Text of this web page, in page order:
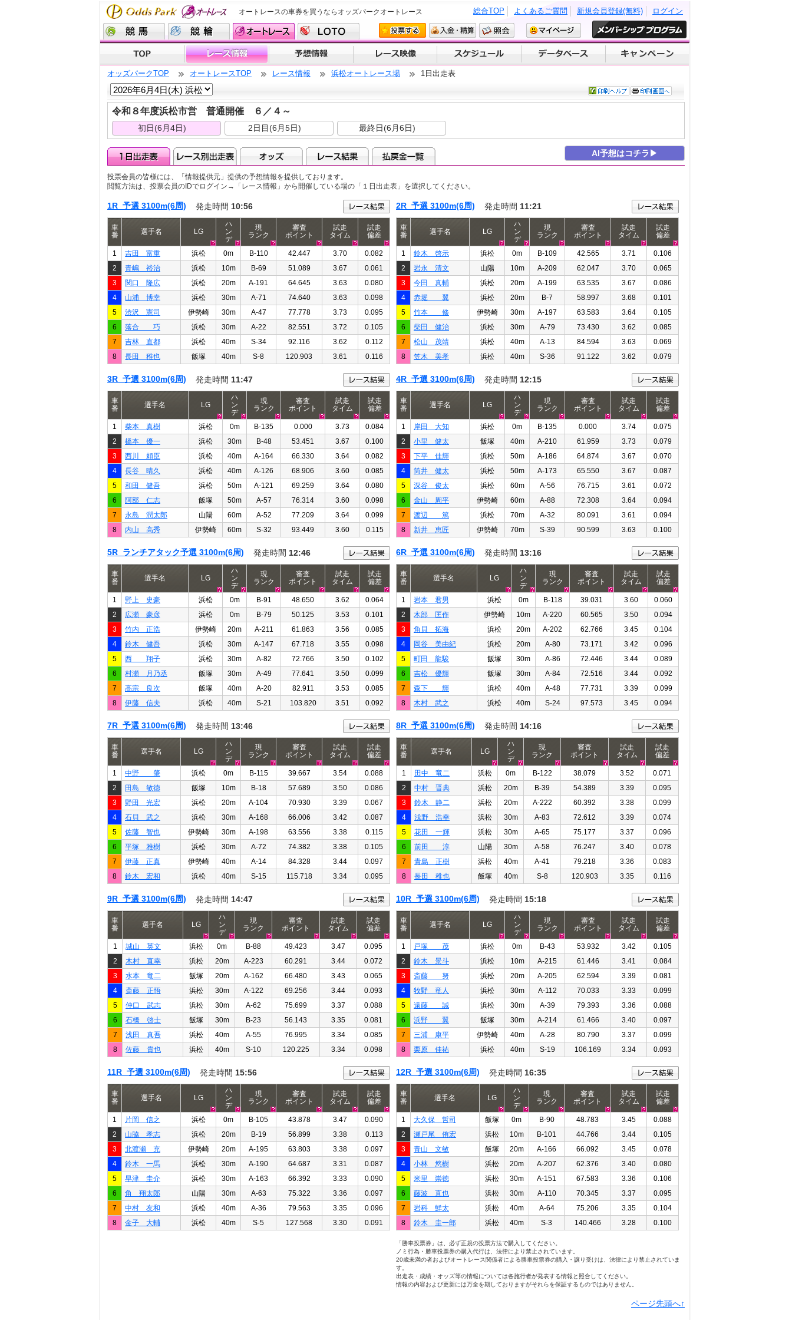
オートレースの車券を買うならオッズパークオートレース ログイン
新規会員登録(無料)
よくあるご質問
総合TOP
オッズパークTOP オートレースTOP レース情報 浜松オートレース場 1日出走表
令和８年度浜松市営 普通開催 ６／４～
初日(6月4日) 2日目(6月5日) 最終日(6月6日)
AI予想はコチラ▶
投票会員の皆様には、「情報提供元」提供の予想情報を提供しております。
閲覧方法は、投票会員のIDでログイン→「レース情報」から開催している場の「１日出走表」を選択してください。
1R 予選 3100m(6周) 発走時間 10:56
車
番
選手名 LG
ハ
ン
デ
現
ランク
審査
ポイント
試走
タイム
試走
偏差
1 吉田 富重 浜松 0m B-110 42.447 3.70 0.082
2 青嶋 裕治 浜松 10m B-69 51.089 3.67 0.061
3 関口 隆広 浜松 20m A-191 64.645 3.63 0.080
4 山浦 博幸 浜松 30m A-71 74.640 3.63 0.098
5 渋沢 憲司 伊勢崎 30m A-47 77.778 3.73 0.095
6 落合 巧 浜松 30m A-22 82.551 3.72 0.105
7 吉林 直都 浜松 40m S-34 92.116 3.62 0.112
8 長田 稚也 飯塚 40m S-8 120.903 3.61 0.116
2R 予選 3100m(6周) 発走時間 11:21
車
番
選手名 LG
ハ
ン
デ
現
ランク
審査
ポイント
試走
タイム
試走
偏差
1 鈴木 啓示 浜松 0m B-109 42.565 3.71 0.106
2 岩永 清文 山陽 10m A-209 62.047 3.70 0.065
3 今田 真輔 浜松 20m A-199 63.535 3.67 0.086
4 赤堀 翼 浜松 20m B-7 58.997 3.68 0.101
5 竹本 修 伊勢崎 30m A-197 63.583 3.64 0.105
6 柴田 健治 浜松 30m A-79 73.430 3.62 0.085
7 松山 茂靖 浜松 40m A-13 84.594 3.63 0.069
8 笠木 美孝 浜松 40m S-36 91.122 3.62 0.079
3R 予選 3100m(6周) 発走時間 11:47
車
番
選手名 LG
ハ
ン
デ
現
ランク
審査
ポイント
試走
タイム
試走
偏差
1 柴本 真樹 浜松 0m B-135 0.000 3.73 0.084
2 橋本 優一 浜松 30m B-48 53.451 3.67 0.100
3 西川 頼臣 浜松 40m A-164 66.330 3.64 0.082
4 長谷 晴久 浜松 40m A-126 68.906 3.60 0.085
5 和田 健吾 浜松 50m A-121 69.259 3.64 0.080
6 阿部 仁志 飯塚 50m A-57 76.314 3.60 0.098
7 永島 潤太郎 山陽 60m A-52 77.209 3.64 0.099
8 内山 高秀 伊勢崎 60m S-32 93.449 3.60 0.115
4R 予選 3100m(6周) 発走時間 12:15
車
番
選手名 LG
ハ
ン
デ
現
ランク
審査
ポイント
試走
タイム
試走
偏差
1 岸田 大知 浜松 0m B-135 0.000 3.74 0.075
2 小里 健太 飯塚 40m A-210 61.959 3.73 0.079
3 下平 佳輝 浜松 50m A-186 64.874 3.67 0.070
4 筒井 健太 浜松 50m A-173 65.550 3.67 0.087
5 深谷 俊太 浜松 60m A-56 76.715 3.61 0.072
6 金山 周平 伊勢崎 60m A-88 72.308 3.64 0.094
7 渡辺 篤 浜松 70m A-32 80.091 3.61 0.094
8 新井 恵匠 伊勢崎 70m S-39 90.599 3.63 0.100
5R ランチアタック予選 3100m(6周) 発走時間 12:46
車
番
選手名 LG
ハ
ン
デ
現
ランク
審査
ポイント
試走
タイム
試走
偏差
1 野上 史豪 浜松 0m B-91 48.650 3.62 0.064
2 広瀬 豪彦 浜松 0m B-79 50.125 3.53 0.101
3 竹内 正浩 伊勢崎 20m A-211 61.863 3.56 0.085
4 鈴木 健吾 浜松 30m A-147 67.718 3.55 0.098
5 西 翔子 浜松 30m A-82 72.766 3.50 0.102
6 村瀬 月乃丞 飯塚 30m A-49 77.641 3.50 0.099
7 高宗 良次 飯塚 40m A-20 82.911 3.53 0.085
8 伊藤 信夫 浜松 40m S-21 103.820 3.51 0.092
6R 予選 3100m(6周) 発走時間 13:16
車
番
選手名 LG
ハ
ン
デ
現
ランク
審査
ポイント
試走
タイム
試走
偏差
1 岩本 君男 浜松 0m B-118 39.031 3.60 0.060
2 木部 匡作 伊勢崎 10m A-220 60.565 3.50 0.094
3 角貝 拓海 浜松 20m A-202 62.766 3.45 0.104
4 岡谷 美由紀 浜松 20m A-80 73.171 3.42 0.096
5 町田 龍駿 飯塚 30m A-86 72.446 3.44 0.089
6 吉松 優輝 飯塚 30m A-84 72.516 3.44 0.092
7 森下 輝 浜松 40m A-48 77.731 3.39 0.099
8 木村 武之 浜松 40m S-24 97.573 3.45 0.094
7R 予選 3100m(6周) 発走時間 13:46
車
番
選手名 LG
ハ
ン
デ
現
ランク
審査
ポイント
試走
タイム
試走
偏差
1 中野 肇 浜松 0m B-115 39.667 3.54 0.088
2 田島 敏徳 飯塚 10m B-18 57.689 3.50 0.086
3 野田 光宏 浜松 20m A-104 70.930 3.39 0.067
4 石貝 武之 浜松 30m A-168 66.006 3.42 0.087
5 佐藤 智也 伊勢崎 30m A-198 63.556 3.38 0.115
6 平塚 雅樹 浜松 30m A-72 74.382 3.38 0.105
7 伊藤 正真 伊勢崎 40m A-14 84.328 3.44 0.097
8 鈴木 宏和 浜松 40m S-15 115.718 3.34 0.095
8R 予選 3100m(6周) 発走時間 14:16
車
番
選手名 LG
ハ
ン
デ
現
ランク
審査
ポイント
試走
タイム
試走
偏差
1 田中 竜二 浜松 0m B-122 38.079 3.52 0.071
2 中村 晋典 浜松 20m B-39 54.389 3.39 0.095
3 鈴木 静二 浜松 20m A-222 60.392 3.38 0.099
4 浅野 浩幸 浜松 30m A-83 72.612 3.39 0.074
5 花田 一輝 浜松 30m A-65 75.177 3.37 0.096
6 前田 淳 山陽 30m A-58 76.247 3.40 0.078
7 青島 正樹 浜松 40m A-41 79.218 3.36 0.083
8 長田 稚也 飯塚 40m S-8 120.903 3.35 0.116
9R 予選 3100m(6周) 発走時間 14:47
車
番
選手名 LG
ハ
ン
デ
現
ランク
審査
ポイント
試走
タイム
試走
偏差
1 城山 英文 浜松 0m B-88 49.423 3.47 0.095
2 木村 直幸 浜松 20m A-223 60.291 3.44 0.072
3 水本 竜二 飯塚 20m A-162 66.480 3.43 0.065
4 斎藤 正悟 浜松 30m A-122 69.256 3.44 0.093
5 仲口 武志 浜松 30m A-62 75.699 3.37 0.088
6 石橋 啓士 飯塚 30m B-23 56.143 3.35 0.081
7 浅田 真吾 浜松 40m A-55 76.995 3.34 0.085
8 佐藤 貴也 浜松 40m S-10 120.225 3.34 0.098
10R 予選 3100m(6周) 発走時間 15:18
車
番
選手名 LG
ハ
ン
デ
現
ランク
審査
ポイント
試走
タイム
試走
偏差
1 戸塚 茂 浜松 0m B-43 53.932 3.42 0.105
2 鈴木 景斗 浜松 10m A-215 61.446 3.41 0.084
3 斎藤 努 浜松 20m A-205 62.594 3.39 0.081
4 牧野 竜人 浜松 30m A-112 70.033 3.33 0.099
5 遠藤 誠 浜松 30m A-39 79.393 3.36 0.088
6 浜野 翼 飯塚 30m A-214 61.466 3.40 0.097
7 三浦 康平 伊勢崎 40m A-28 80.790 3.37 0.099
8 栗原 佳祐 浜松 40m S-19 106.169 3.34 0.093
11R 予選 3100m(6周) 発走時間 15:56
車
番
選手名 LG
ハ
ン
デ
現
ランク
審査
ポイント
試走
タイム
試走
偏差
1 片岡 信之 浜松 0m B-105 43.878 3.47 0.090
2 山脇 孝志 浜松 20m B-19 56.899 3.38 0.113
3 北渡瀬 充 伊勢崎 20m A-195 63.803 3.38 0.097
4 鈴木 一馬 浜松 30m A-190 64.687 3.31 0.087
5 早津 圭介 浜松 30m A-163 66.392 3.33 0.090
6 角 翔太郎 山陽 30m A-63 75.322 3.36 0.097
7 中村 友和 浜松 40m A-36 79.563 3.35 0.096
8 金子 大輔 浜松 40m S-5 127.568 3.30 0.091
12R 予選 3100m(6周) 発走時間 16:35
車
番
選手名 LG
ハ
ン
デ
現
ランク
審査
ポイント
試走
タイム
試走
偏差
1 大久保 哲司 飯塚 0m B-90 48.783 3.45 0.088
2 瀬戸尾 侑宏 浜松 10m B-101 44.766 3.44 0.105
3 青山 文敏 飯塚 20m A-166 66.092 3.45 0.078
4 小林 悠樹 浜松 20m A-207 62.376 3.40 0.080
5 米里 崇徳 浜松 30m A-151 67.583 3.36 0.106
6 藤波 直也 浜松 30m A-110 70.345 3.37 0.095
7 岩科 鮮太 浜松 40m A-64 75.206 3.35 0.104
8 鈴木 圭一郎 浜松 40m S-3 140.466 3.28 0.100
「勝車投票券」は、必ず正規の投票方法で購入してください。
ノミ行為・勝車投票券の購入代行は、法律により禁止されています。
20歳未満の者およびオートレース関係者による勝車投票券の購入・譲り受けは、法律により禁止されていま
す。
出走表・成績・オッズ等の情報については各施行者が発表する情報と照合してください。
情報の内容および更新には万全を期しておりますがそれらを保証するものではありません。
ページ先頭へ↑